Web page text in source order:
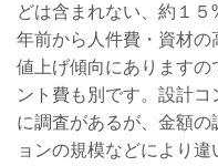
どは含まれない、約１
年前から人件費・資材
値上げ傾向にありますの
ント費も別です。設計
に調査があるが、金額
ョンの規模などにより